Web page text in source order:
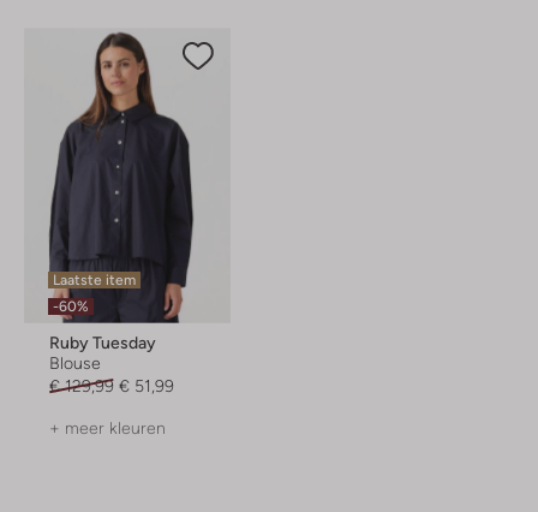
Laatste item
-60%
Ruby Tuesday
Blouse
€ 129,99 € 51,99
+ meer kleuren